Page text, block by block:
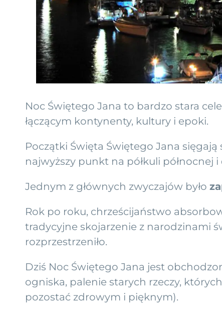
Noc Świętego Jana to bardzo stara
łączącym kontynenty, kultury i epoki.
Początki Święta Świętego Jana
najwyższy punkt na półkuli północnej
Jednym z głównych zwyczajów było
Rok po roku, chrześcijaństwo
tradycyjne skojarzenie z narodzinami
rozprzestrzeniło.
Dziś Noc Świętego Jana jest
ogniska, palenie starych rzeczy,
pozostać zdrowym i pięknym).